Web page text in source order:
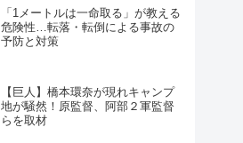
「1メートルは一命取る」が教える
危険性…転落・転倒による事故の
予防と対策
【巨人】橋本環奈が現れキャンプ
地が騒然！原監督、阿部２軍監督
らを取材